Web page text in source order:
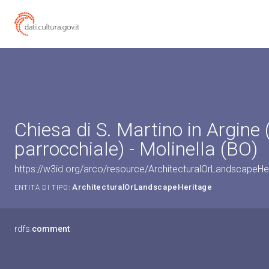
Chiesa di S. Martino in Argine
parrocchiale) - Molinella (BO)
https://w3id.org/arco/resource/
ENTITÀ DI TIPO: ArchitecturalOrLandscapeHeritage
rdfs:comment